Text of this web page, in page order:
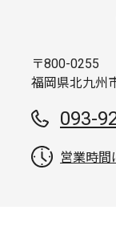
〒800-0255
福岡県北九州
093-
営業時間